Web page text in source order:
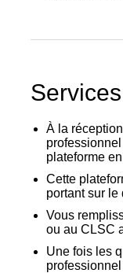
À la
plateforme
Cette
portant sur le
Vous
ou au CLSC
Une fois les